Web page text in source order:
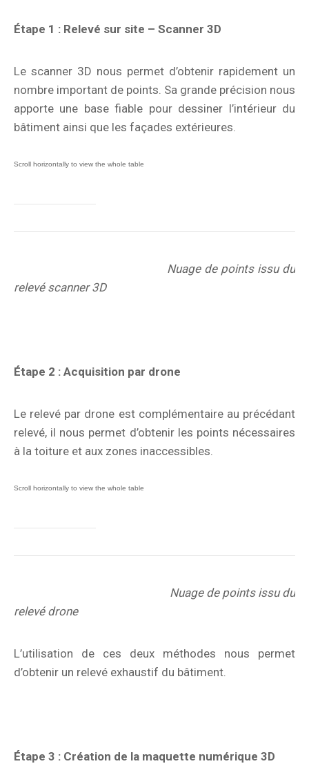
Étape 1 : Relevé sur site – Scanner 3D
Le scanner 3D nous permet d’obtenir rapidement un
nombre important de points. Sa grande précision nous
apporte une base fiable pour dessiner l’intérieur du
bâtiment ainsi que les façades extérieures.
Nuage de points issu du
relevé scanner 3D
Étape 2 : Acquisition par drone
Le relevé par drone est complémentaire au précédant
relevé, il nous permet d’obtenir les points nécessaires
à la toiture et aux zones inaccessibles.
Nuage de points issu du
relevé drone
L’utilisation de ces deux méthodes nous permet
d’obtenir un relevé exhaustif du bâtiment.
Étape 3 : Création de la maquette numérique 3D